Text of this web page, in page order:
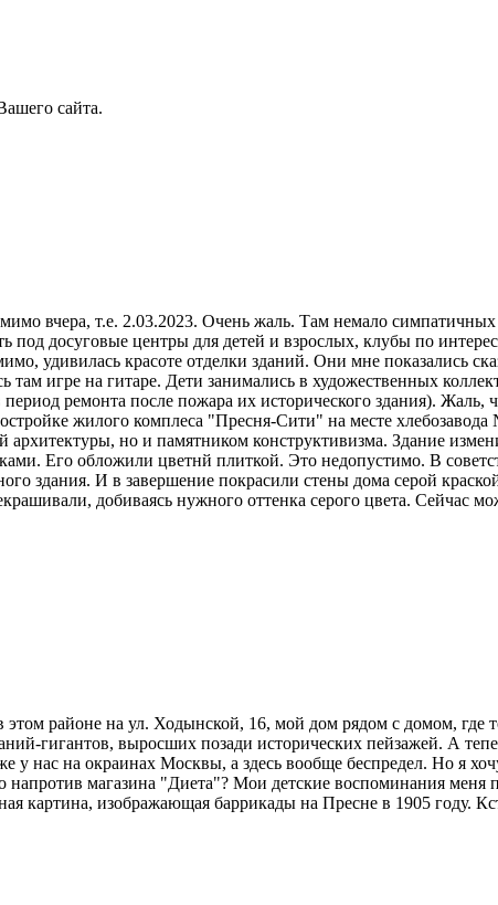
сайта.
вчера, т.е. 2.03.2023. Очень жаль. Там немало
досуговые центры для детей и взрослых, клубы по
удивилась красоте отделки зданий. Они мне показались
игре на гитаре. Дети занимались в художественных
ремонта после пожара их исторического здания). Жаль,
жилого комплеса "Пресня-Сити" на месте
но и памятником конструктивизма. Здание
Его обложили цветнй плиткой. Это недопустимо. В
здания. И в завершение покрасили стены дома серой
добиваясь нужного оттенка серого цвета. Сейчас
районе на ул. Ходынской, 16, мой дом рядом с домом, где
гигантов, выросших позади исторических пейзажей. А
нас на окраинах Москвы, а здесь вообще беспредел. Но я
магазина "Диета"? Мои детские воспоминания меня
картина, изображающая баррикады на Пресне в 1905 году.